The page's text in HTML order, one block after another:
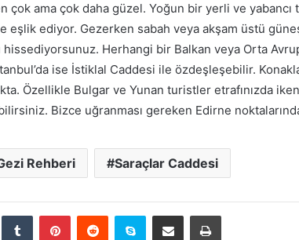
ama çok daha güzel. Yoğun bir yerli ve yabancı
eşlik ediyor. Gezerken sabah veya akşam üstü
Herhangi bir Balkan veya Orta
ise İstiklal Caddesi ile özdeşleşebilir.
Özellikle Bulgar ve Yunan turistler etrafınızda
Bizce uğranması gereken Edirne
Rehberi Saraçlar Caddesi